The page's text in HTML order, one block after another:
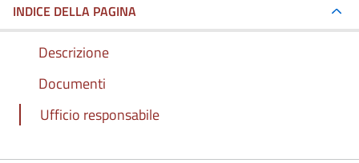
INDICE DELLA PAGINA
Descrizione
Documenti
Ufficio responsabile